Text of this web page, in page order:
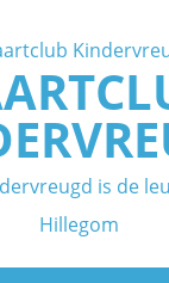
is de
Hillegom